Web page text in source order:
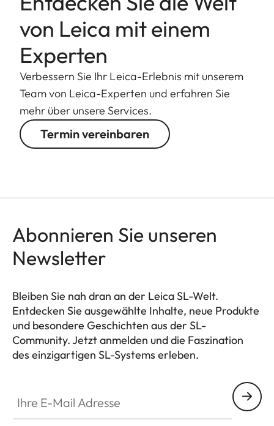
von Leica mit einem
Experten
Verbessern Sie Ihr Leica-Erlebnis mit unserem
Team von Leica-Experten und erfahren Sie
mehr über unsere Services.
Termin vereinbaren
Abonnieren Sie unseren
Newsletter
Bleiben Sie nah dran an der Leica SL-Welt.
Entdecken Sie ausgewählte Inhalte, neue Produkte
und besondere Geschichten aus der SL-
Community. Jetzt anmelden und die Faszination
des einzigartigen SL-Systems erleben.